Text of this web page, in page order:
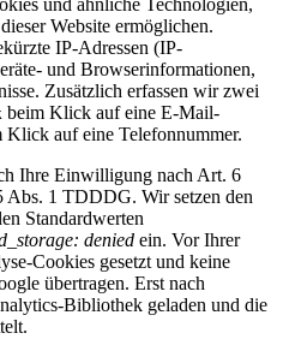
und ähnliche Technologien,
Website ermöglichen.
IP-Adressen (IP-
und Browserinformationen,
Zusätzlich erfassen wir zwei
beim Klick auf eine E-Mail-
Klick auf eine Telefonnummer.
Ihre Einwilligung nach Art. 6
1 TDDDG. Wir setzen den
Standardwerten
denied ein. Vor Ihrer
Cookies gesetzt und keine
übertragen. Erst nach
Bibliothek geladen und die